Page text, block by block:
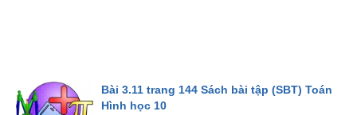
Bài 3.11 trang 144 Sách bài tập (SBT) Toán
Hình học 10